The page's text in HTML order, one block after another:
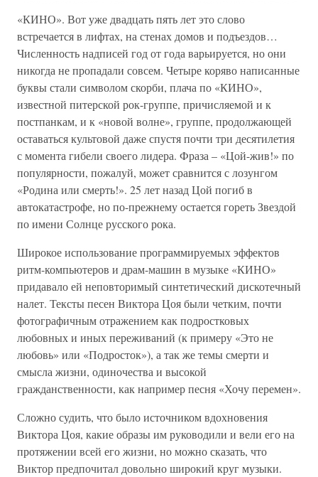
«КИНО». Вот уже двадцать пять лет это слово
встречается в лифтах, на стенах домов и подъездов…
Численность надписей год от года варьируется, но они
никогда не пропадали совсем. Четыре коряво написанные
буквы стали символом скорби, плача по «КИНО»,
известной питерской рок-группе, причисляемой и к
постпанкам, и к «новой волне», группе, продолжающей
оставаться культовой даже спустя почти три десятилетия
с момента гибели своего лидера. Фраза – «Цой-жив!» по
популярности, пожалуй, может сравнится с лозунгом
«Родина или смерть!». 25 лет назад Цой погиб в
автокатастрофе, но по-прежнему остается гореть Звездой
по имени Солнце русского рока.
Широкое использование программируемых эффектов
ритм-компьютеров и драм-машин в музыке «КИНО»
придавало ей неповторимый синтетический дискотечный
налет. Тексты песен Виктора Цоя были четким, почти
фотографичным отражением как подростковых
любовных и иных переживаний (к примеру «Это не
любовь» или «Подросток»), а так же темы смерти и
смысла жизни, одиночества и высокой
гражданственности, как например песня «Хочу перемен».
Сложно судить, что было источником вдохновения
Виктора Цоя, какие образы им руководили и вели его на
протяжении всей его жизни, но можно сказать, что
Виктор предпочитал довольно широкий круг музыки.